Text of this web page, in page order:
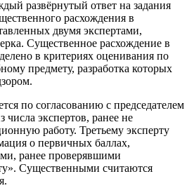
развёрнутый ответ на задания
расхождения в
двумя экспертами,
Существенное расхождение в
в критериях оценивания по
предмету, разработка которых
по согласованию с председателем
экспертов, ранее не
работу. Третьему эксперту
о первичных баллах,
ранее проверявшими
Существенными считаются